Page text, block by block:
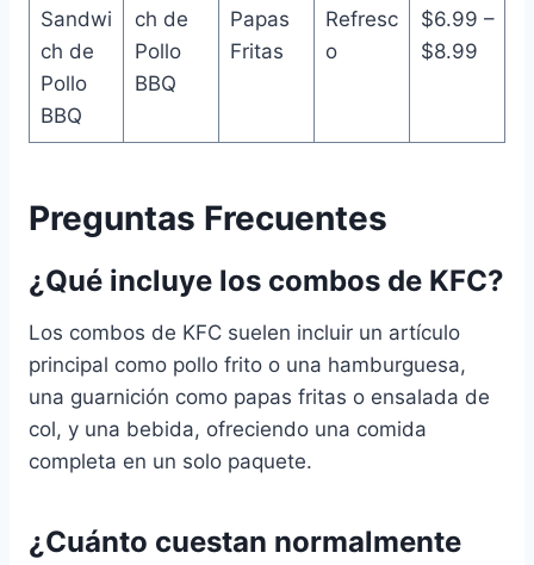
Sandwi
ch de
Pollo
BBQ
ch de
Pollo
BBQ
Papas
Fritas
Refresc
o
$6.99 –
$8.99
Preguntas Frecuentes
¿Qué incluye los combos de KFC?
Los combos de KFC suelen incluir un artículo
principal como pollo frito o una hamburguesa,
una guarnición como papas fritas o ensalada de
col, y una bebida, ofreciendo una comida
completa en un solo paquete.
¿Cuánto cuestan normalmente